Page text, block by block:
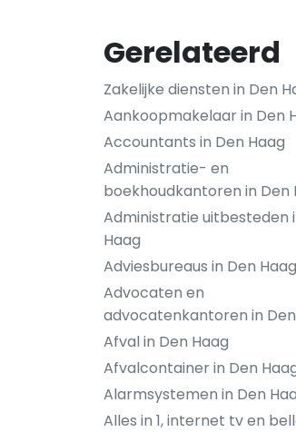
Gerelateerd
Zakelijke diensten in Den
Aankoopmakelaar in Den
Accountants in Den Haag
Administratie- en
boekhoudkantoren in Den
Administratie uitbesteden
Haag
Adviesbureaus in Den Haag
Advocaten en
advocatenkantoren in
Afval in Den Haag
Afvalcontainer in Den
Alarmsystemen in Den
Alles in 1, internet tv en